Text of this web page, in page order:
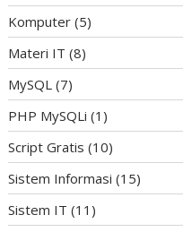
Komputer (5)
Materi IT (8)
MySQL (7)
PHP MySQLi (1)
Script Gratis (10)
Sistem Informasi (15)
Sistem IT (11)